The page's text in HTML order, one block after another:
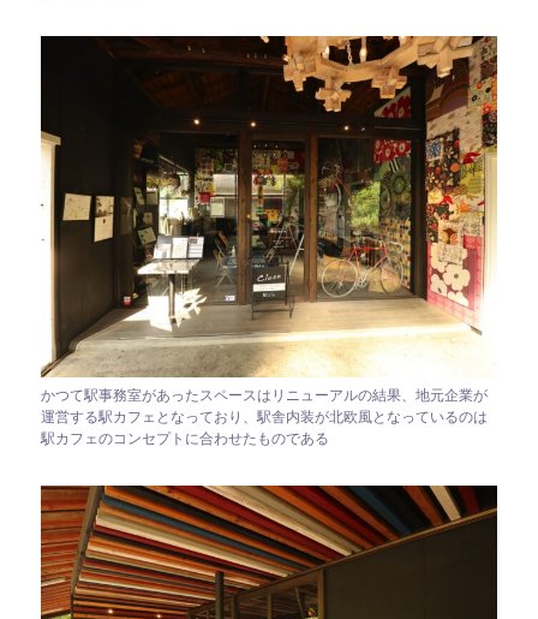
かつて駅事務室があったスペースはリニューアルの結果、地元企業が
運営する駅カフェとなっており、駅舎内装が北欧風となっているのは
駅カフェのコンセプトに合わせたものである